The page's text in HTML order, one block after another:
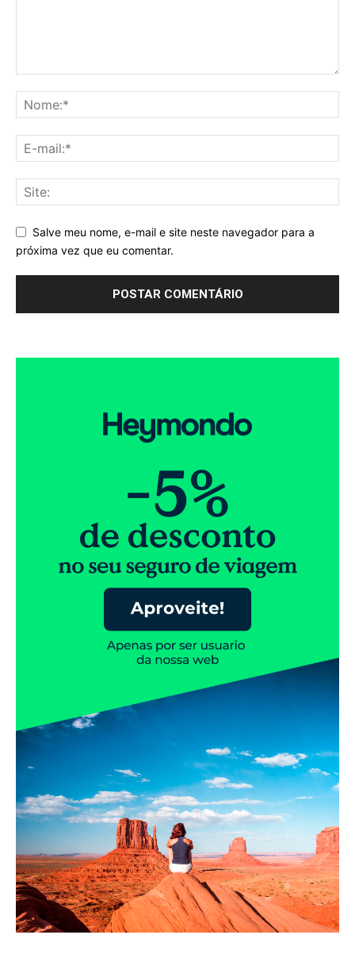
Salve meu nome, e-mail e site neste navegador para a
próxima vez que eu comentar.